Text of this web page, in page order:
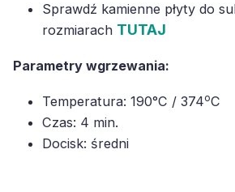
Sprawdź kamienne płyty do
rozmiarach TUTAJ
Parametry wgrzewania:
Temperatura: 190°C / 374oC
Czas: 4 min.
Docisk: średni